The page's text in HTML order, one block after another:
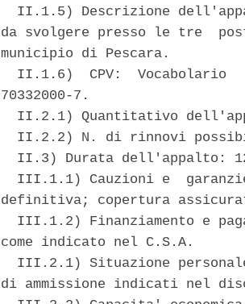
II.1.5) Descrizione
da svolgere presso le tre
municipio di Pescara.
II.1.6)  CPV:  Vocabolario
70332000-7.
II.2.1) Quantitativo
II.2.2) N. di rinnovi
II.3) Durata dell'appalto:
III.1.1) Cauzioni e
definitiva; copertura
III.1.2) Finanziamento e
come indicato nel C.S.A.
III.2.1) Situazione
di ammissione indicati nel